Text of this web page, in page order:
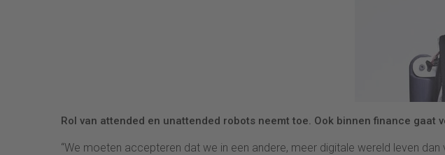
Rol van attended en unattended robots neemt toe. Ook binnen finance gaat
“We moeten accepteren dat we in een andere, meer digitale wereld leven dan